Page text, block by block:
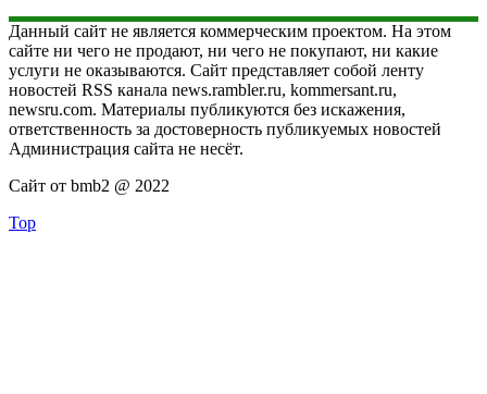
Данный сайт не является коммерческим проектом. На этом
сайте ни чего не продают, ни чего не покупают, ни какие
услуги не оказываются. Сайт представляет собой ленту
новостей RSS канала news.rambler.ru, kommersant.ru,
newsru.com. Материалы публикуются без искажения,
ответственность за достоверность публикуемых новостей
Администрация сайта не несёт.
Сайт от bmb2 @ 2022
Top